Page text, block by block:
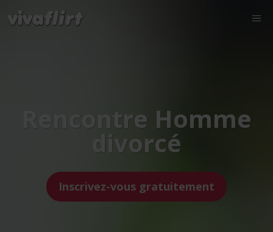
Rencontre Homme
divorcé
Inscrivez-vous gratuitement